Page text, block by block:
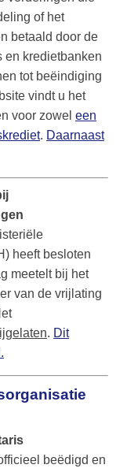
of het
betaald door de
en kredietbanken
tot beëindiging
vindt u het
voor zowel een
. Daarnaast
heeft besloten
meetelt bij het
van de vrijlating
. Dit
beëdigd en